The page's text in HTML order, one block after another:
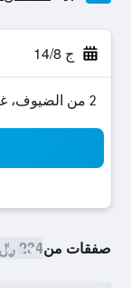
ج 14/8
2 من الضيوف، غرفة واحدة
صفقات من234 ﷼